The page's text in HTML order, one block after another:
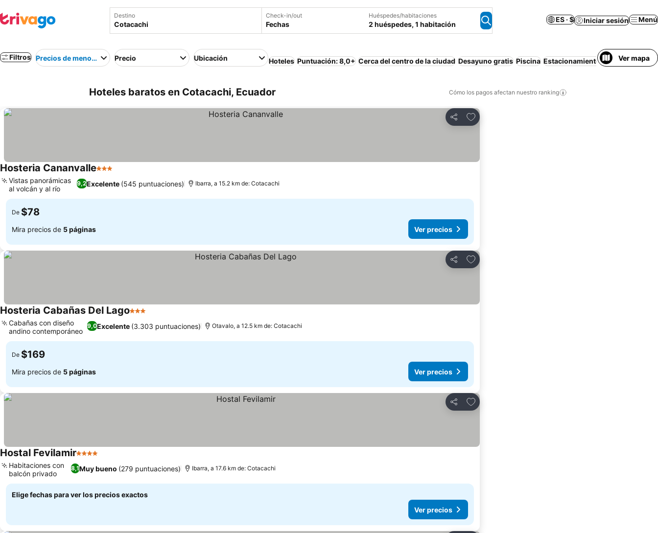
Destino Check-in/out
Fechas
Huéspedes/habitaciones
2 huéspedes, 1 habitación
ES · $ Iniciar sesión Menú
Filtros Precios de menor a mayorPrecio Ubicación Hoteles Puntuación: 8,0+ Cerca del centro de la ciudad Desayuno gratis Piscina Estacionamiento Media pensión
Ver mapa
Hoteles baratos en Cotacachi, Ecuador Cómo los pagos afectan nuestro ranking
Compartir
Agregar a favoritos
Hosteria Cananvalle3 Estrellas
9,2Excelente (545 puntuaciones)
Vistas panorámicas
al volcán y al río
Ibarra, a 15.2 km de: Cotacachi
De $78
Mira precios de 5 páginas Ver precios
Compartir
Agregar a favoritos
Hosteria Cabañas Del Lago3 Estrellas
9,0Excelente (3.303 puntuaciones)
Cabañas con diseño
andino contemporáneo
Otavalo, a 12.5 km de: Cotacachi
De $169
Mira precios de 5 páginas Ver precios
Compartir
Agregar a favoritos
Hostal Fevilamir4 Estrellas
8,1Muy bueno (279 puntuaciones)
Habitaciones con
balcón privado
Ibarra, a 17.6 km de: Cotacachi
Elige fechas para ver los precios exactos
Ver precios